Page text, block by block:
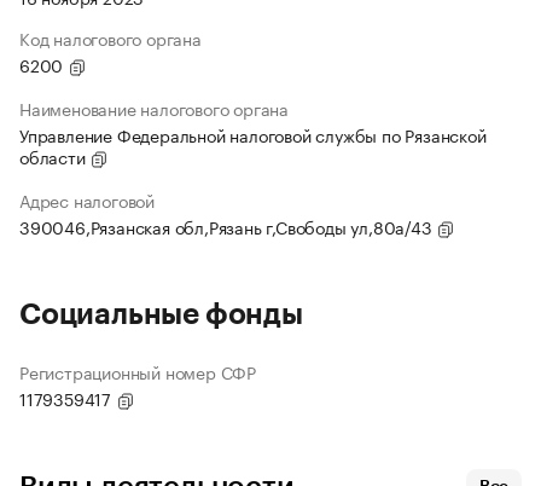
Код налогового органа
6200
Наименование налогового органа
Управление Федеральной налоговой службы по Рязанской
области
Адрес налоговой
390046,Рязанская обл,Рязань г,Свободы ул,80а/43
Социальные фонды
Регистрационный номер СФР
1179359417